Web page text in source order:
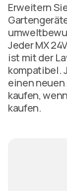
Erweitern
Jeder MX
ist mit der
kompatibel.
einen
kaufen,
kaufen.